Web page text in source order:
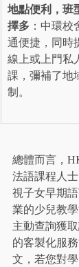
地點便利，班
擇多 ：中環校
通便捷，同時
線上或上門私
課，彌補了地
制。
總體而言，
法語課程人
視子女早期
業的少兒教
主動查詢獲
的客製化服
文，若您對